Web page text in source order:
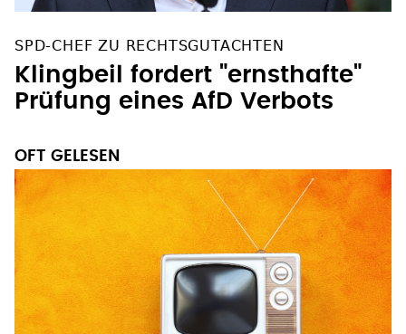
SPD-CHEF ZU RECHTSGUTACHTEN
Klingbeil fordert "ernsthafte"
Prüfung eines AfD Verbots
OFT GELESEN